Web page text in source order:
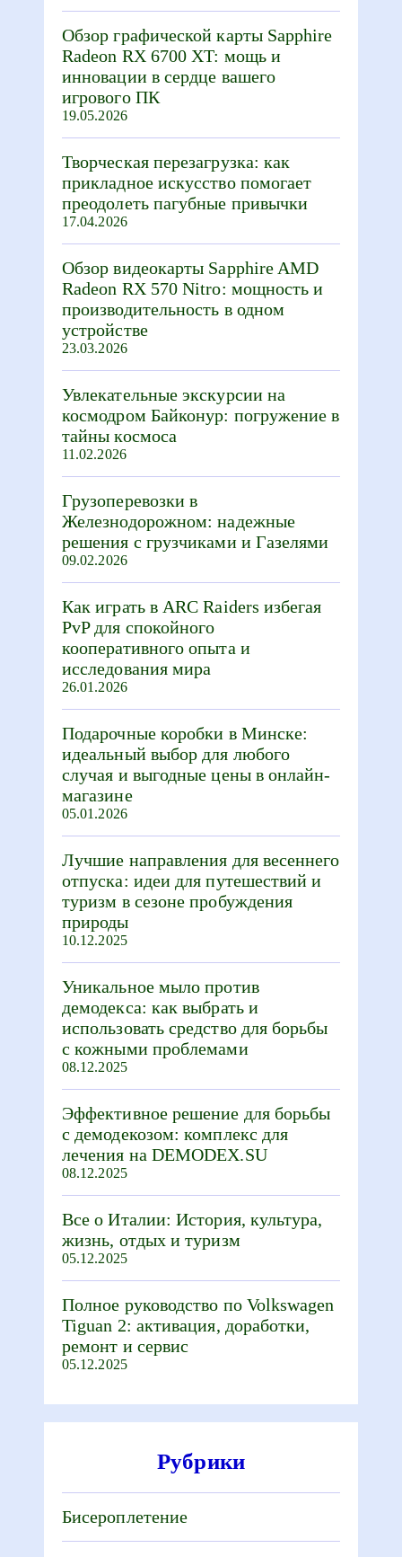
Обзор графической карты Sapphire
Radeon RX 6700 XT: мощь и
инновации в сердце вашего
игрового ПК
19.05.2026
Творческая перезагрузка: как
прикладное искусство помогает
преодолеть пагубные привычки
17.04.2026
Обзор видеокарты Sapphire AMD
Radeon RX 570 Nitro: мощность и
производительность в одном
устройстве
23.03.2026
Увлекательные экскурсии на
космодром Байконур: погружение в
тайны космоса
11.02.2026
Грузоперевозки в
Железнодорожном: надежные
решения с грузчиками и Газелями
09.02.2026
Как играть в ARC Raiders избегая
PvP для спокойного
кооперативного опыта и
исследования мира
26.01.2026
Подарочные коробки в Минске:
идеальный выбор для любого
случая и выгодные цены в онлайн-
магазине
05.01.2026
Лучшие направления для весеннего
отпуска: идеи для путешествий и
туризм в сезоне пробуждения
природы
10.12.2025
Уникальное мыло против
демодекса: как выбрать и
использовать средство для борьбы
с кожными проблемами
08.12.2025
Эффективное решение для борьбы
с демодекозом: комплекс для
лечения на DEMODEX.SU
08.12.2025
Все о Италии: История, культура,
жизнь, отдых и туризм
05.12.2025
Полное руководство по Volkswagen
Tiguan 2: активация, доработки,
ремонт и сервис
05.12.2025
Рубрики
Бисероплетение